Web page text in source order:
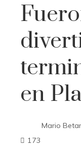
en
Mario
173